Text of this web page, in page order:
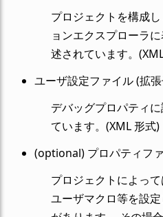
プロジェクトを構成
ョンエクスプローラ
述されています。
ユーザ設定ファイル (拡
デバッグプロパティ
ています。(XML 形式)
(optional) プロパティフ
プロジェクトによっ
ユーザマクロ等を設